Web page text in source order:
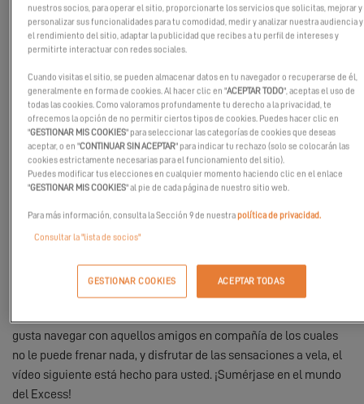
Nuestros catamaranes son ideales para todos los navegantes
que quieran disfrutar de sensaciones fuertes sin olvidar la
importancia del espacio a bordo. De hecho, la Tribu Excess se
dirige a todo tipo de navegantes, tanto si anteponen las
sensaciones de navegación con amigos como si se inclinan por
con sus expectativas.
Descubra cómo puede ser un día con amigos frente a la costa de
gusta navegar con aquellos amigos en compañía de los cuales
no le puede frenar nada, y disfrutar de las sensaciones a vela, el
vídeo siguiente está hecho para usted. ¡Sumérjase en el mundo
del Excess!
nuestros socios, para operar el sitio, proporcionarte los servicios que solicitas, mejorar y
personalizar sus funcionalidades para tu comodidad, medir y analizar nuestra audiencia y
el rendimiento del sitio, adaptar la publicidad que recibes a tu perfil de intereses y
permitirte interactuar con redes sociales.
Cuando visitas el sitio, se pueden almacenar datos en tu navegador o recuperarse de él,
generalmente en forma de cookies. Al hacer clic en "ACEPTAR TODO", aceptas el uso de
todas las cookies. Como valoramos profundamente tu derecho a la privacidad, te
ofrecemos la opción de no permitir ciertos tipos de cookies. Puedes hacer clic en
"GESTIONAR MIS COOKIES" para seleccionar las categorías de cookies que deseas
aceptar, o en "CONTINUAR SIN ACEPTAR" para indicar tu rechazo (solo se colocarán las
cookies estrictamente necesarias para el funcionamiento del sitio).
Puedes modificar tus elecciones en cualquier momento haciendo clic en el enlace
"GESTIONAR MIS COOKIES" al pie de cada página de nuestro sitio web.
Para más información, consulta la Sección 9 de nuestrapolítica de privacidad.
Consultar la "lista de socios"
GESTIONAR COOKIES ACEPTAR TODAS